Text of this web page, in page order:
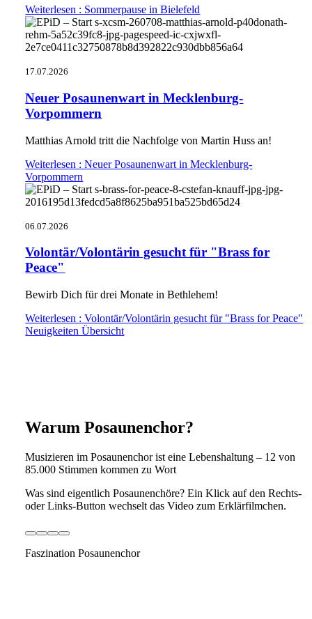
Weiterlesen : Sommerpause in Bielefeld
17.07.2026
Neuer Posaunenwart in Mecklenburg-
Vorpommern
Matthias Arnold tritt die Nachfolge von Martin Huss an!
Weiterlesen : Neuer Posaunenwart in Mecklenburg-
Vorpommern
06.07.2026
Volontär/Volontärin gesucht für "Brass for
Peace"
Bewirb Dich für drei Monate in Bethlehem!
Weiterlesen : Volontär/Volontärin gesucht für "Brass for Peace"
Neuigkeiten Übersicht
Warum Posaunenchor?
Musizieren im Posaunenchor ist eine Lebenshaltung – 12 von
85.000 Stimmen kommen zu Wort
Was sind eigentlich Posaunenchöre? Ein Klick auf den Rechts-
oder Links-Button wechselt das Video zum Erklärfilmchen.
Faszination Posaunenchor